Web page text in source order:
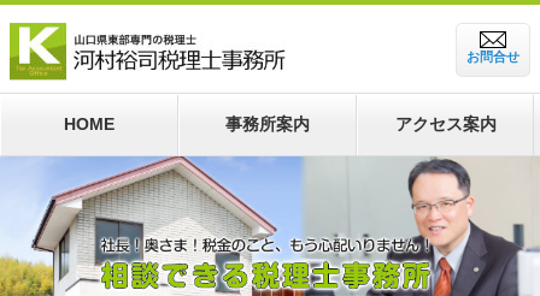
お問合せ
HOME 事務所案内 アクセス案内